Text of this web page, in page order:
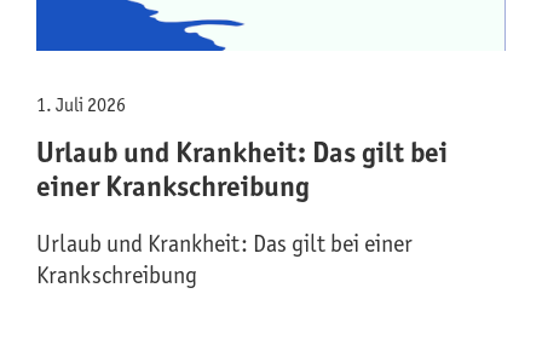
1. Juli 2026
Urlaub und Krankheit: Das gilt bei
einer Krankschreibung
Urlaub und Krankheit: Das gilt bei einer
Krankschreibung